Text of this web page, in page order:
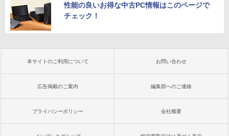
性能の良いお得な中古PC情報はこのページで
チェック！
本サイトのご利用について お問い合わせ
広告掲載のご案内 編集部へのご連絡
プライバシーポリシー 会社概要